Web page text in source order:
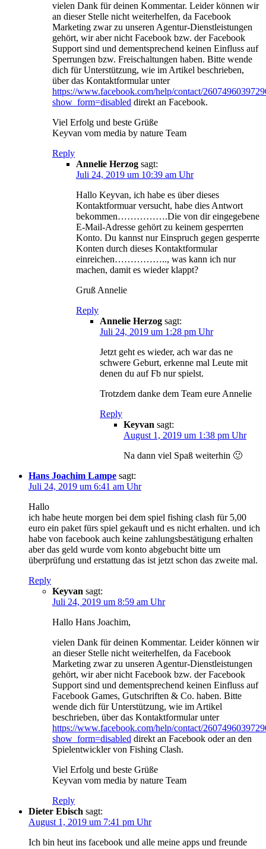
vielen Dank für deinen Kommentar. Leider können wir
an dieser Stelle nicht weiterhelfen, da Facebook
Marketing zwar zu unseren Agentur-Dienstleistungen
gehört, wir aber nicht Facebook bzw. der Facebook
Support sind und dementsprechend keinen Einfluss auf
Sperrungen bzw. Freischaltungen haben. Bitte wende
dich für Unterstützung, wie im Artikel beschrieben,
über das Kontaktformular unter
https://www.facebook.com/help/contact/
show_form=disabled direkt an Facebook.
Viel Erfolg und beste Grüße
Keyvan vom media by nature Team
Reply
Annelie Herzog sagt:
Juli 24, 2019 um 10:39 am Uhr
Hallo Keyvan, ich habe es über dieses
Kontaktformuar versucht, habe dies Antwort
bekommen…………….Die von dir eingegebene
E-Mail-Adresse gehört zu keinem gesperrten
Konto. Du kannst nur Einspruch gegen gesperrte
Konten durch dieses Kontaktformular
einreichen…………….., was kann ich nur
machen, damit es wieder klappt?
Gruß Annelie
Reply
Annelie Herzog sagt:
Juli 24, 2019 um 1:28 pm Uhr
Jetzt geht es wieder, ach war das ne
schwere Geburt, erkenne mal Leute mit
denen du auf Fb nur spielst.
Trotzdem danke dem Team eure Annelie
Reply
Keyvan sagt:
August 1, 2019 um 1:38 pm Uhr
Na dann viel Spaß weiterhin 🙂
Hans Joachim Lampe sagt:
Juli 24, 2019 um 6:41 am Uhr
Hallo
ich habe heute morgen bei dem spiel fishing clash für 5,00
euro ein paket fürs spiel gekauft und es nicht erhalten. und ich
habe von facebook auch keine zahlungsbestätigung erhalten
aber das geld wurde vom konto abgebucht bitte um
überprüfung und erstattung das ist jetzt schon das zweite mal.
Reply
Keyvan sagt:
Juli 24, 2019 um 8:59 am Uhr
Hallo Hans Joachim,
vielen Dank für deinen Kommentar. Leider können wir
an dieser Stelle nicht weiterhelfen, da Facebook
Marketing zwar zu unseren Agentur-Dienstleistungen
gehört, wir aber nicht Facebook bzw. der Facebook
Support sind und dementsprechend keinen Einfluss auf
Facebook Games, Gutschriften & Co. haben. Bitte
wende dich für Unterstützung, wie im Artikel
beschrieben, über das Kontaktformular unter
https://www.facebook.com/help/contact/
show_form=disabled direkt an Facebook oder an den
Spielentwickler von Fishing Clash.
Viel Erfolg und beste Grüße
Keyvan vom media by nature Team
Reply
Dieter Ebisch sagt:
August 1, 2019 um 7:41 pm Uhr
Ich bin heut ins facebook und alle meine apps und freunde